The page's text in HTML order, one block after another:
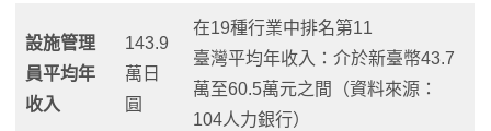
設施管理
員平均年
收入
143.9
萬日
圓
在19種行業中排名第11
臺灣平均年收入：介於新臺幣43.7
萬至60.5萬元之間（資料來源：
104人力銀行）